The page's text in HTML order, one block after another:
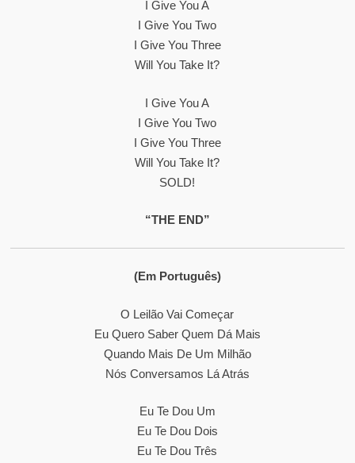
I Give You A
I Give You Two
I Give You Three
Will You Take It?
I Give You A
I Give You Two
I Give You Three
Will You Take It?
SOLD!
“THE END”
(Em Português)
O Leilão Vai Começar
Eu Quero Saber Quem Dá Mais
Quando Mais De Um Milhão
Nós Conversamos Lá Atrás
Eu Te Dou Um
Eu Te Dou Dois
Eu Te Dou Três